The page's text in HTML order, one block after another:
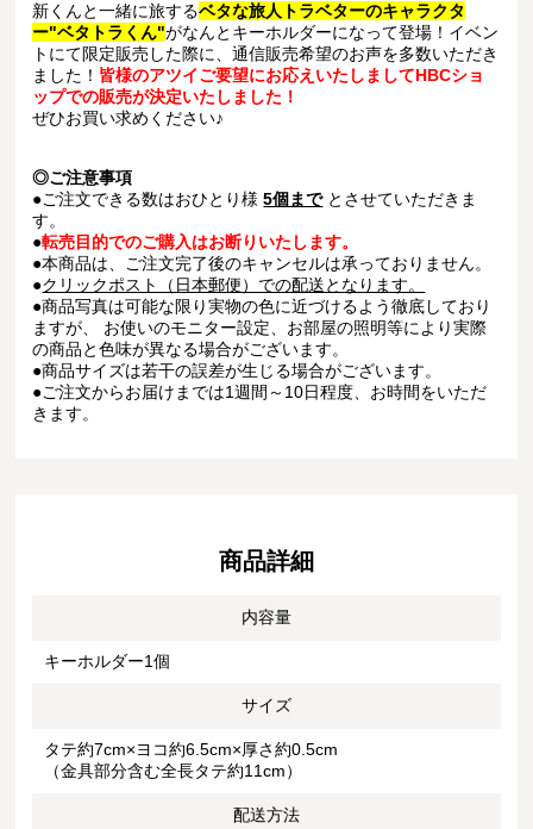
新くんと一緒に旅するベタな旅人トラベターのキャラクタ
ー"ベタトラくん"がなんとキーホルダーになって登場！イベン
トにて限定販売した際に、通信販売希望のお声を多数いただき
ました！ 皆様のアツイご要望にお応えいたしましてHBCショ
ップでの販売が決定いたしました！
ぜひお買い求めください♪
◎ご注意事項
●ご注文できる数はおひとり様5個まで とさせていただきま
す。
●転売目的でのご購入はお断りいたします。
●本商品は、ご注文完了後のキャンセルは承っておりません。
●クリックポスト（日本郵便）での配送となります。
●商品写真は可能な限り実物の色に近づけるよう徹底しており
ますが、 お使いのモニター設定、お部屋の照明等により実際
の商品と色味が異なる場合がございます。
●商品サイズは若干の誤差が生じる場合がございます。
●ご注文からお届けまでは1週間～10日程度、お時間をいただ
きます。
商品詳細
内容量
キーホルダー1個
サイズ
タテ約7cm×ヨコ約6.5cm×厚さ約0.5cm
（金具部分含む全長タテ約11cm）
配送方法